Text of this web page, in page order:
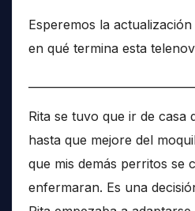
Esperemos la
en qué termina esta
Rita se tuvo que ir de casa
hasta que mejore del
que mis demás perritos se
enfermaran. Es una